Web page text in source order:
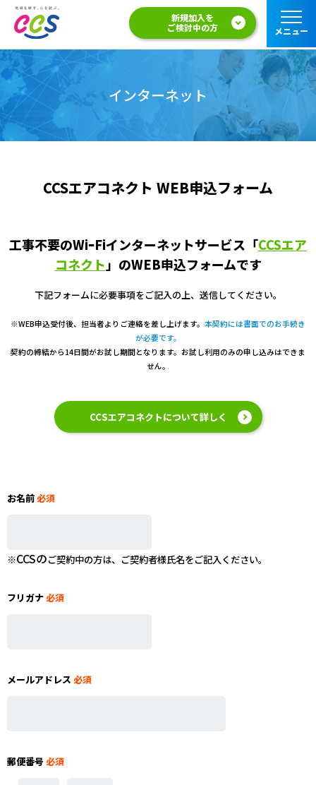
新規加入を
ご検討中の方
メニュー
インターネット
CCSエアコネクト WEB申込フォーム
工事不要のWiｰFiインターネットサービス「CCSエア
コネクト 」のWEB申込フォームです
下記フォームに必要事項をご記入の上、送信してください。
※WEB申込受付後、担当者よりご連絡を差し上げます。 本契約には書面でのお手続き
が必要です。
契約の締結から14日間がお試し期間となります。お試し利用のみの申し込みはできま
せん。
CCSエアコネクトについて詳しく
お名前必須
※CCSのご契約中の方は、ご契約者様氏名をご記入ください。
フリガナ必須
メールアドレス 必須
郵便番号 必須